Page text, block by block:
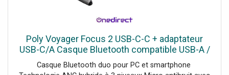
Poly Voyager Focus 2 USB-C-C + adaptateur
USB-C/A Casque Bluetooth compatible USB-A /
USB-C et 3 niveaux d'ANC hybride pour éliminer
les distractions
Casque Bluetooth duo pour PC et smartphone